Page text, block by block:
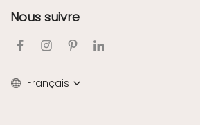
Nous suivre
Français